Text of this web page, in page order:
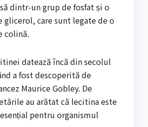
dintr-un grup de fosfat și o
glicerol, care sunt legate de o
colină.
datează încă din secolul
a fost descoperită de
Maurice Gobley. De
au arătat că lecitina este
pentru organismul